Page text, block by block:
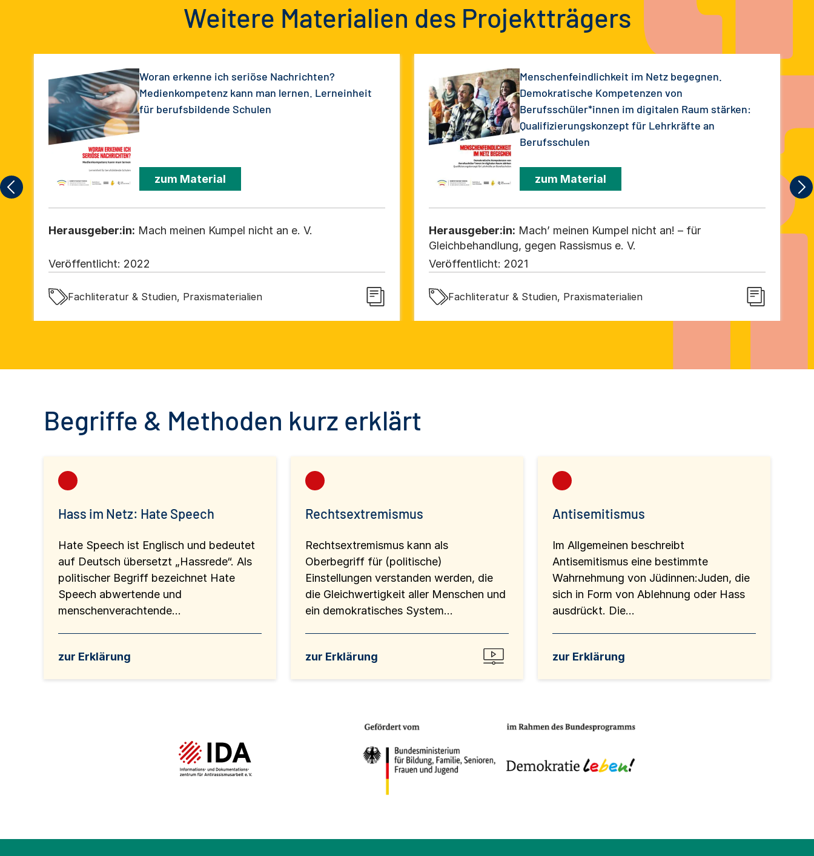
Weitere Materialien des Projektträgers
Woran erkenne ich seriöse Nachrichten?
Medienkompetenz kann man lernen. Lerneinheit
für berufsbildende Schulen
zum Material
Herausgeber:in: Mach meinen Kumpel nicht an e. V.
Veröffentlicht: 2022
Fachliteratur & Studien, Praxismaterialien
Menschenfeindlichkeit im Netz begegnen.
Demokratische Kompetenzen von
Berufsschüler*innen im digitalen Raum stärken:
Qualifizierungskonzept für Lehrkräfte an
Berufsschulen
zum Material
Herausgeber:in: Machʼ meinen Kumpel nicht an! – für
Gleichbehandlung, gegen Rassismus e. V.
Veröffentlicht: 2021
Fachliteratur & Studien, Praxismaterialien
Begriffe & Methoden kurz erklärt
Hass im Netz: Hate Speech
Hate Speech ist Englisch und bedeutet
auf Deutsch übersetzt „Hassrede“. Als
politischer Begriff bezeichnet Hate
Speech abwertende und
menschenverachtende...
zur Erklärung
Rechtsextremismus
Rechtsextremismus kann als
Oberbegriff für (politische)
Einstellungen verstanden werden, die
die Gleichwertigkeit aller Menschen und
ein demokratisches System...
zur Erklärung
Antisemitismus
Im Allgemeinen beschreibt
Antisemitismus eine bestimmte
Wahrnehmung von Jüdinnen:Juden, die
sich in Form von Ablehnung oder Hass
ausdrückt. Die...
zur Erklärung